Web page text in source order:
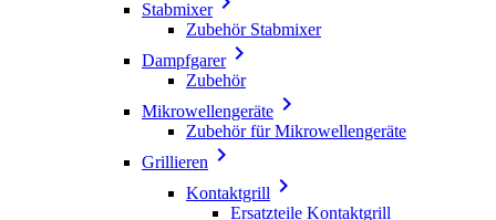
Stabmixer
Zubehör Stabmixer
Dampfgarer
Zubehör
Mikrowellengeräte 
Zubehör für Mikrowellengeräte
Grillieren 
Kontaktgrill 
Ersatzteile Kontaktgrill